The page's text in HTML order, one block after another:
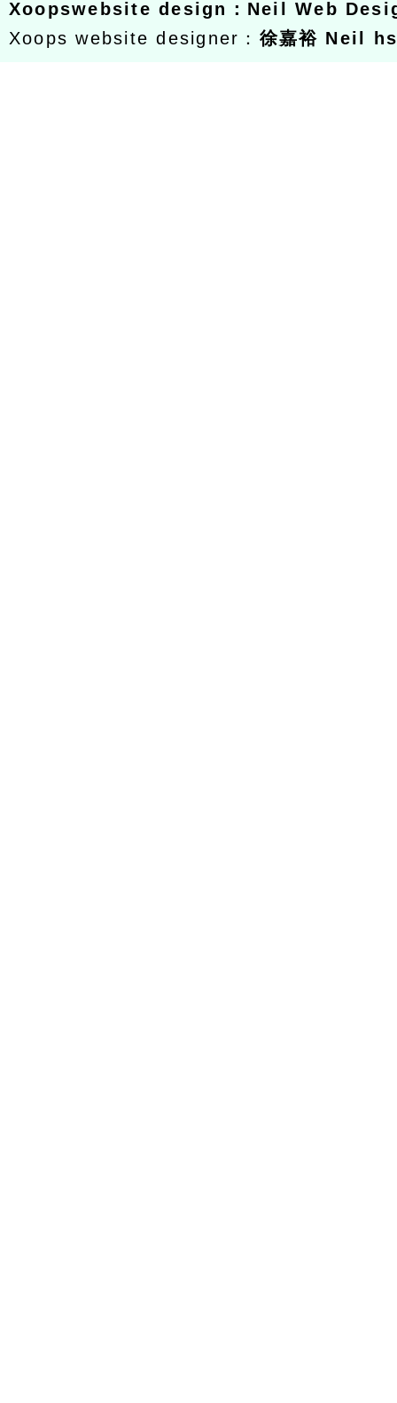
Xoopswebsite design ： Neil Web
Xoops website designer： 徐嘉裕 Neil